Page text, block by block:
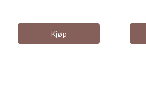
Kjøp